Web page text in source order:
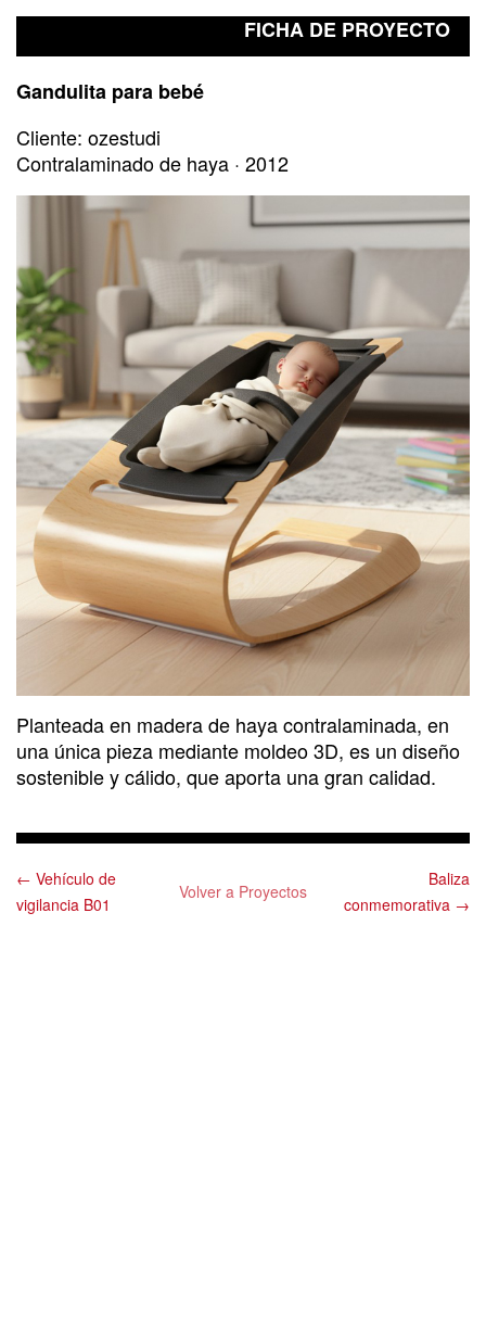
FICHA DE PROYECTO
Gandulita para bebé
Cliente: ozestudi
Contralaminado de haya · 2012
Planteada en madera de haya contralaminada, en
una única pieza mediante moldeo 3D, es un diseño
sostenible y cálido, que aporta una gran calidad.
← Vehículo de
vigilancia B01
Volver a Proyectos
Baliza
conmemorativa →